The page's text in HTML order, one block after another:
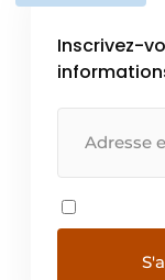
Inscrivez-